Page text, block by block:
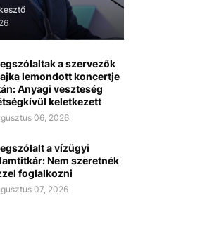
a szervezők
lemondott koncertje
Anyagi veszteség
keletkezett
06, 2026
a vízügyi
Nem szeretnék
foglalkozni
07, 2026